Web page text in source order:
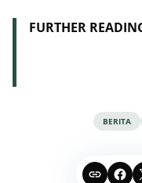
FURTHER
BERITA